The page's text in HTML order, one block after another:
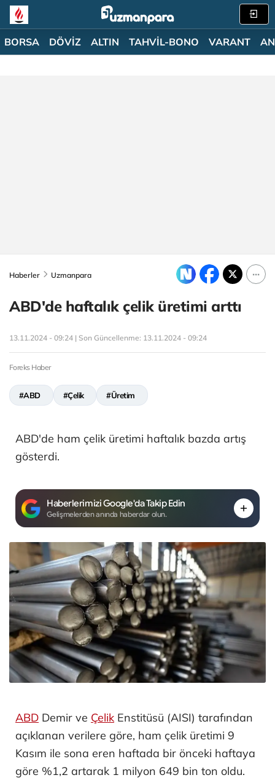
BORSA DÖVİZ ALTIN TAHVİL-BONO VARANT
Haberler Uzmanpara
ABD'de haftalık çelik üretimi arttı
13.11.2024 - 09:24 | Son Güncellenme: 13.11.2024 - 09:24
Foreks Haber
#ABD #Çelik #Üretim
ABD'de ham çelik üretimi haftalık bazda artış
gösterdi.
Haberlerimizi Google'da Takip Edin
Gelişmelerden anında haberdar olun.
ABD Demir ve Çelik Enstitüsü (AISI) tarafından
açıklanan verilere göre, ham çelik üretimi 9
Kasım ile sona eren haftada bir önceki haftaya
göre %1,2 artarak 1 milyon 649 bin ton oldu.